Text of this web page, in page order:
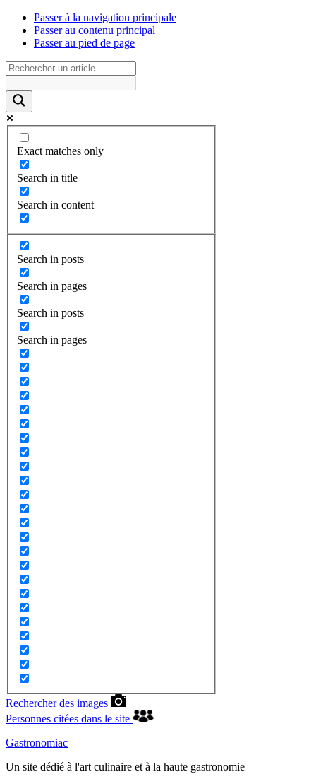
Passer à la navigation principale
Passer au contenu principal
Passer au pied de page
Exact matches only
Search in title
Search in content
Search in posts
Search in pages
Search in posts
Search in pages
Rechercher des images
Personnes citées dans le site
Gastronomiac
Un site dédié à l'art culinaire et à la haute gastronomie